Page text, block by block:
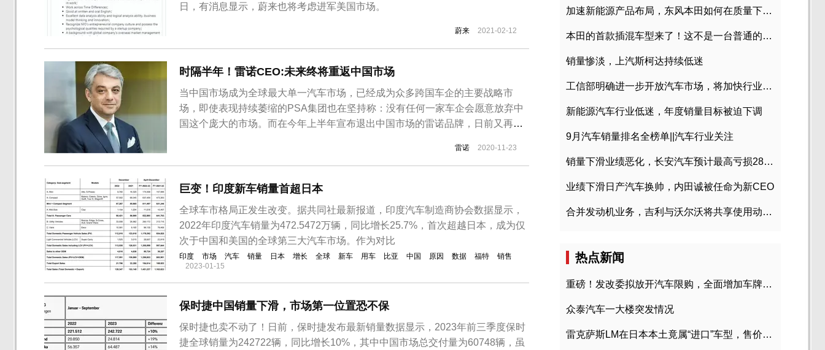
日，有消息显示，蔚来也将考虑进军美国市场。
蔚来 2021-02-12
时隔半年！雷诺CEO:未来终将重返中国市场
当中国市场成为全球最大单一汽车市场，已经成为众多跨国车企的主要战略市
场，即使表现持续萎缩的PSA集团也在坚持称：没有任何一家车企会愿意放弃中
国这个庞大的市场。而在今年上半年宣布退出中国市场的雷诺品牌，日前又再宣
雷诺 2020-11-23
巨变！印度新车销量首超日本
全球车市格局正发生改变。据共同社最新报道，印度汽车制造商协会数据显示，
2022年印度汽车销量为472.5472万辆，同比增长25.7%，首次超越日本，成为仅
次于中国和美国的全球第三大汽车市场。作为对比
印度 市场 汽车 销量 日本 增长 全球 新车 用车 比亚 中国 原因 数据 福特
销售
2023-01-15
保时捷中国销量下滑，市场第一位置恐不保
保时捷也卖不动了！日前，保时捷发布最新销量数据显示，2023年前三季度保时
捷全球销量为242722辆，同比增长10%，其中中国市场总交付量为60748辆，虽
加速新能源产品布局，东风本田如何在质量下转型？
本田的首款插混车型来了！这不是一台普通的CR-V
销量惨淡，上汽斯柯达持续低迷
工信部明确进一步开放汽车市场，将加快行业兼并重组
新能源汽车行业低迷，年度销量目标被迫下调
9月汽车销量排名全榜单||汽车行业关注
销量下滑业绩恶化，长安汽车预计最高亏损28亿元
业绩下滑日产汽车换帅，内田诚被任命为新CEO
合并发动机业务，吉利与沃尔沃将共享使用动力总成
热点新闻
重磅！发改委拟放开汽车限购，全面增加车牌指标
众泰汽车一大楼突发情况
雷克萨斯LM在日本本土竟属“进口”车型，售价2580万日元